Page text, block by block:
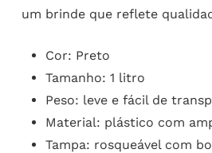
um brinde que reflete
Cor: Preto
Tamanho: 1 litro
Peso: leve e fácil de
Material: plástico com
Tampa: rosqueável com